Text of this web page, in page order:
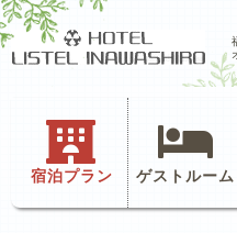
宿泊プラン ゲストルーム